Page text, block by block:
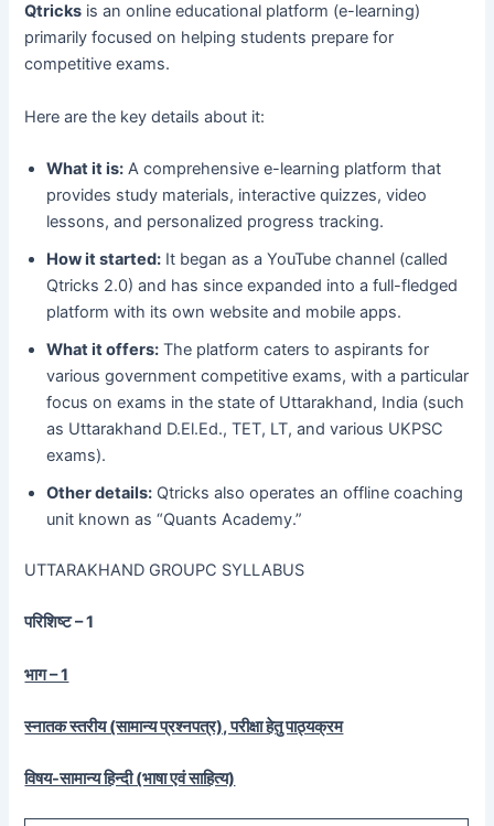
Qtricks is an online educational platform (e-learning)
primarily focused on helping students prepare for
competitive exams.
Here are the key details about it:
What it is: A comprehensive e-learning platform that
provides study materials, interactive quizzes, video
lessons, and personalized progress tracking.
How it started: It began as a YouTube channel (called
Qtricks 2.0) and has since expanded into a full-fledged
platform with its own website and mobile apps.
What it offers: The platform caters to aspirants for
various government competitive exams, with a particular
focus on exams in the state of Uttarakhand, India (such
as Uttarakhand D.El.Ed., TET, LT, and various UKPSC
exams).
Other details: Qtricks also operates an offline coaching
unit known as “Quants Academy.”
UTTARAKHAND GROUPC SYLLABUS
परिशिष्ट – 1
भाग – 1
स्नातक स्तरीय (सामान्य प्रश्नपत्र), परीक्षा हेतु पाठ्यक्रम
विषय-सामान्य हिन्दी (भाषा एवं साहित्य)